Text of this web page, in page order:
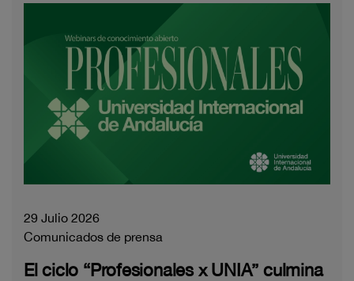
29 Julio 2026
Comunicados de prensa
El ciclo “Profesionales x UNIA” culmina